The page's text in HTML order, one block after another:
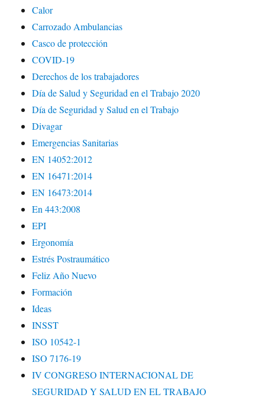
Calor
Carrozado Ambulancias
Casco de protección
COVID-19
Derechos de los trabajadores
Día de Salud y Seguridad en el Trabajo 2020
Día de Seguridad y Salud en el Trabajo
Divagar
Emergencias Sanitarias
EN 14052:2012
EN 16471:2014
EN 16473:2014
En 443:2008
EPI
Ergonomía
Estrés Postraumático
Feliz Año Nuevo
Formación
Ideas
INSST
ISO 10542-1
ISO 7176-19
IV CONGRESO INTERNACIONAL DE
SEGURIDAD Y SALUD EN EL TRABAJO